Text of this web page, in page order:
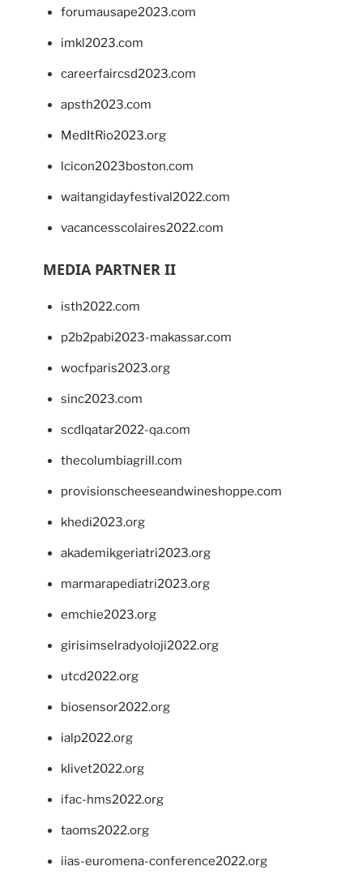
forumausape2023.com
imkl2023.com
careerfaircsd2023.com
apsth2023.com
MedItRio2023.org
lcicon2023boston.com
waitangidayfestival2022.com
vacancesscolaires2022.com
MEDIA PARTNER II
isth2022.com
p2b2pabi2023-makassar.com
wocfparis2023.org
sinc2023.com
scdlqatar2022-qa.com
thecolumbiagrill.com
provisionscheeseandwineshoppe.com
khedi2023.org
akademikgeriatri2023.org
marmarapediatri2023.org
emchie2023.org
girisimselradyoloji2022.org
utcd2022.org
biosensor2022.org
ialp2022.org
klivet2022.org
ifac-hms2022.org
taoms2022.org
iias-euromena-conference2022.org